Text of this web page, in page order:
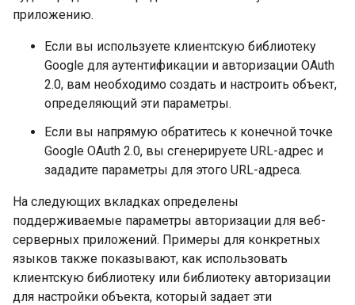
приложению.
Если вы используете клиентскую библиотеку
Google для аутентификации и авторизации OAuth
2.0, вам необходимо создать и настроить объект,
определяющий эти параметры.
Если вы напрямую обратитесь к конечной точке
Google OAuth 2.0, вы сгенерируете URL-адрес и
зададите параметры для этого URL-адреса.
На следующих вкладках определены
поддерживаемые параметры авторизации для веб-
серверных приложений. Примеры для конкретных
языков также показывают, как использовать
клиентскую библиотеку или библиотеку авторизации
для настройки объекта, который задает эти